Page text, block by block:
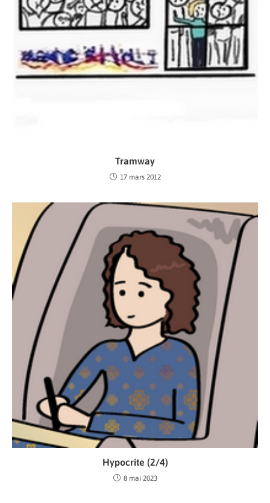
Tramway
17 mars 2012
Hypocrite (2/4)
8 mai 2023